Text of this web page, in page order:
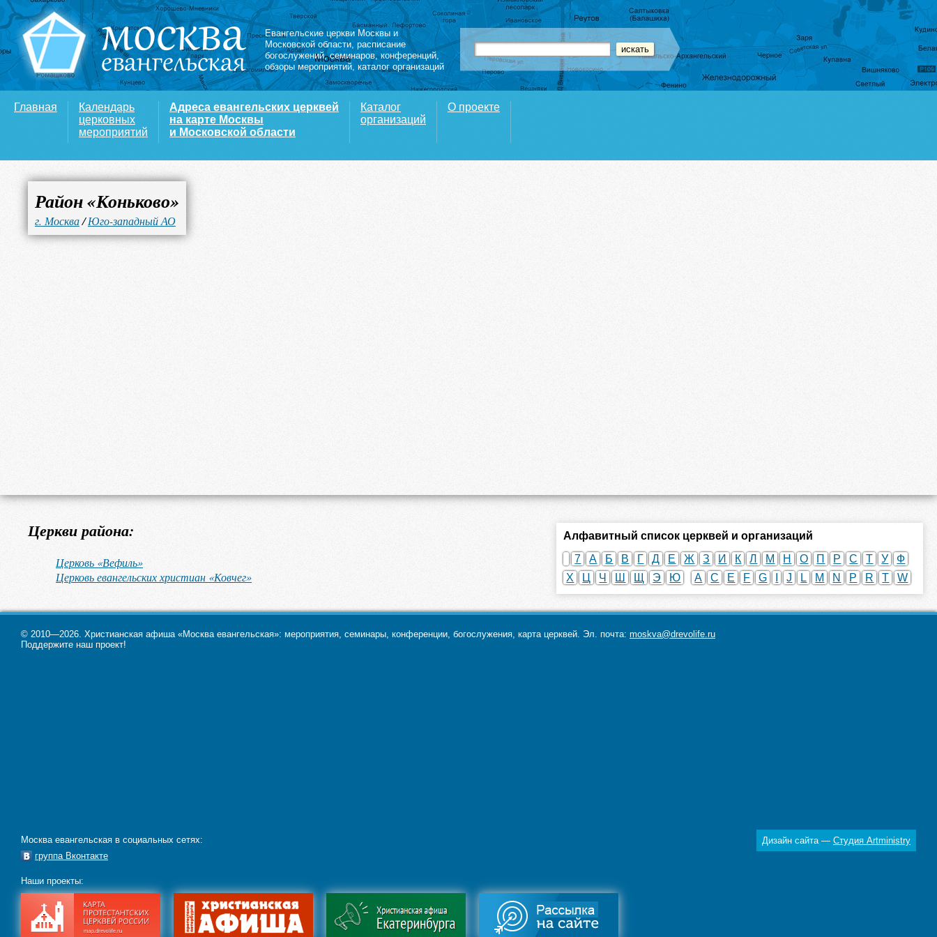
Евангельские церкви Москвы и
Московской области, расписание
богослужений,семинаров,конференций,
обзоры мероприятий, каталог организаций
Главная
Календарь
церковных
мероприятий
Адреса евангельских церквей
на карте Москвы
и Московской области
Каталог
организаций
О проекте
Район «Коньково»
г. Москва/Юго-западный АО
Алфавитный список церквей и организаций
7
А Б В Г Д Е Ж З И К Л М Н О П Р С Т У
Ф
Х
Ц Ч Ш Щ Э Ю A C E F G J L M N P R T W
Церкви района:
Церковь «Вефиль»
Церковь евангельских христиан «Ковчег»
© 2010—2026. Христианская афиша «Москва евангельская»: мероприятия, семинары, конференции, богослужения, карта церквей. Эл. почта: moskva@drevolife.ru
Поддержите наш проект!
Москва евангельская в социальных сетях:
группа Вконтакте
Дизайн сайта — Студия Artministry
Наши проекты: